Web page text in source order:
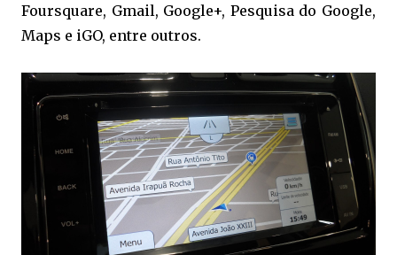
Foursquare, Gmail, Google+, Pesquisa do Google,
Maps e iGO, entre outros.